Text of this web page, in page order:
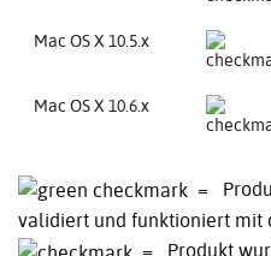
Mac OS X 10.5.x
Mac OS X 10.6.x
=
validiert und funktioniert mit
= Produkt